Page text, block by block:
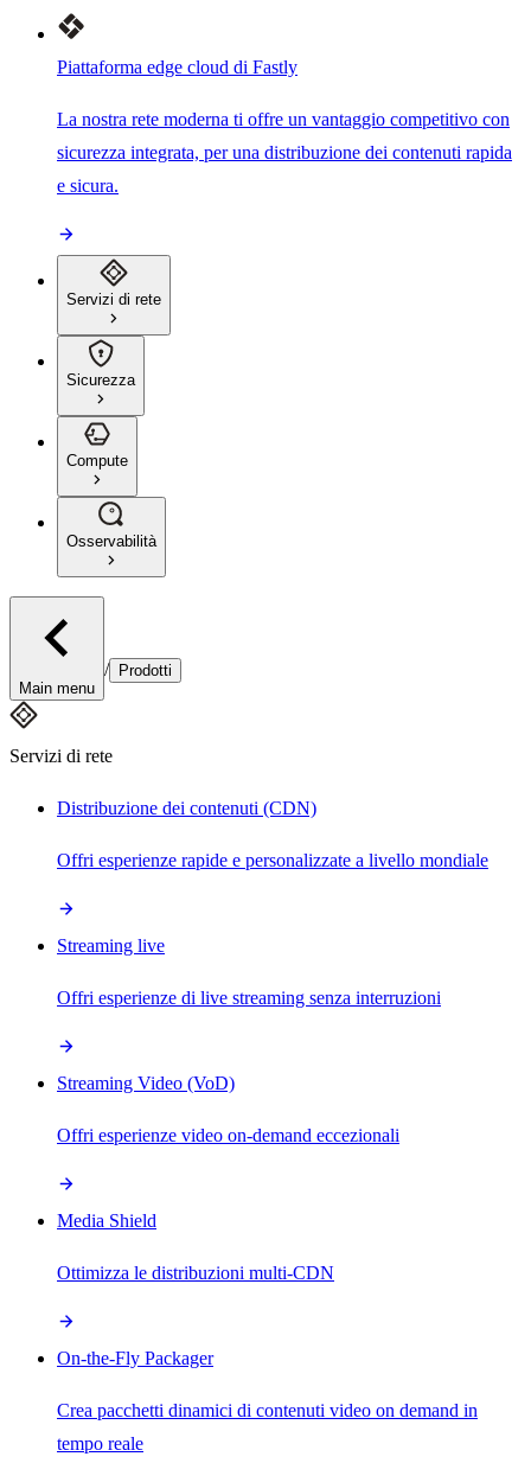
Piattaforma edge cloud di Fastly
La nostra rete moderna ti offre un vantaggio competitivo con
sicurezza integrata, per una distribuzione dei contenuti rapida
e sicura.
Servizi di rete
Sicurezza
Compute
Osservabilità
Main menu
/ Prodotti
Servizi di rete
Distribuzione dei contenuti (CDN)
Offri esperienze rapide e personalizzate a livello mondiale
Streaming live
Offri esperienze di live streaming senza interruzioni
Streaming Video (VoD)
Offri esperienze video on-demand eccezionali
Media Shield
Ottimizza le distribuzioni multi-CDN
On-the-Fly Packager
Crea pacchetti dinamici di contenuti video on demand in
tempo reale